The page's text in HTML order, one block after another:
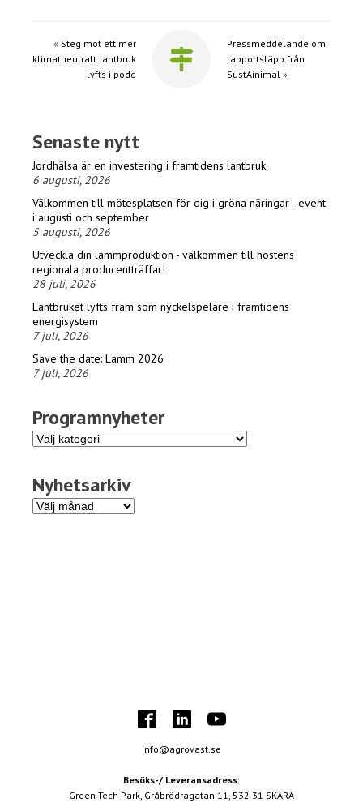
« Steg mot ett mer
klimatneutralt lantbruk
lyfts i podd
Pressmeddelande om
rapportsläpp från
SustAinimal »
Senaste nytt
Jordhälsa är en investering i framtidens lantbruk.
6 augusti, 2026
Välkommen till mötesplatsen för dig i gröna näringar - event
i augusti och september
5 augusti, 2026
Utveckla din lammproduktion - välkommen till höstens
regionala producentträffar!
28 juli, 2026
Lantbruket lyfts fram som nyckelspelare i framtidens
energisystem
7 juli, 2026
Save the date: Lamm 2026
7 juli, 2026
Programnyheter
Programnyheter
Nyhetsarkiv
Nyhetsarkiv
info@agrovast.se
Besöks-/ Leveransadress:
Green Tech Park, Gråbrödragatan 11, 532 31 SKARA